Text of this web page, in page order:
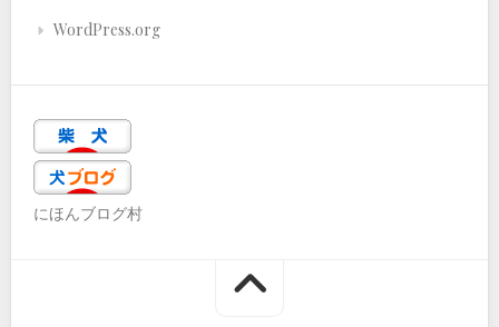
WordPress.org
にほんブログ村